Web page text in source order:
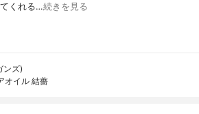
くれる…続きを見る
ンズ)
オイル 結薔